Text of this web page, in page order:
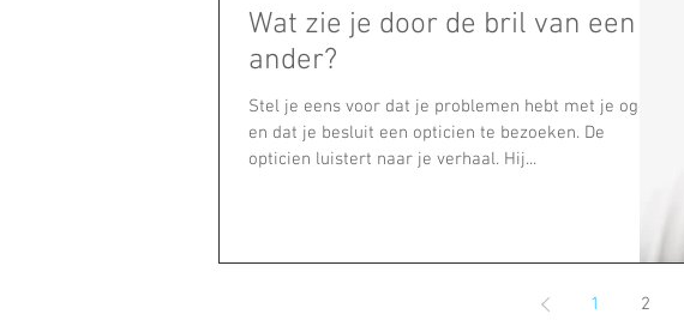
Wat zie je door de bril van een
ander?
Stel je eens voor dat je problemen hebt met je ogen
en dat je besluit een opticien te bezoeken. De
opticien luistert naar je verhaal. Hij...
1 2